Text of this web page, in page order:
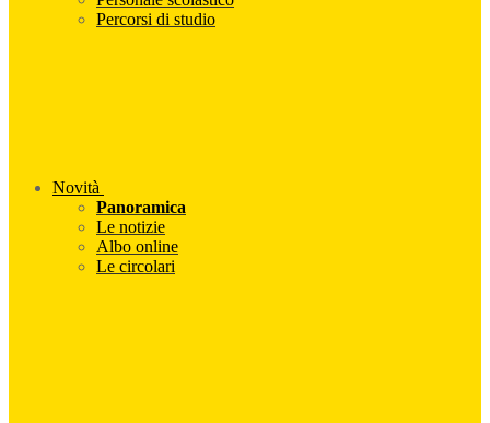
Percorsi di studio
Novità
Panoramica
Le notizie
Albo online
Le circolari